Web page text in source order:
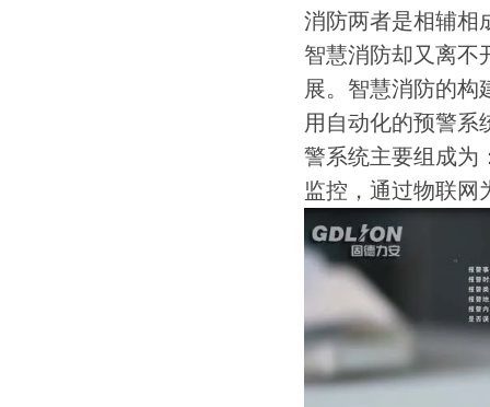
消防两者是相辅相
智慧消防却又离不
展。智慧消防的构
用自动化的预警系
警系统主要组成为
监控，通过物联网